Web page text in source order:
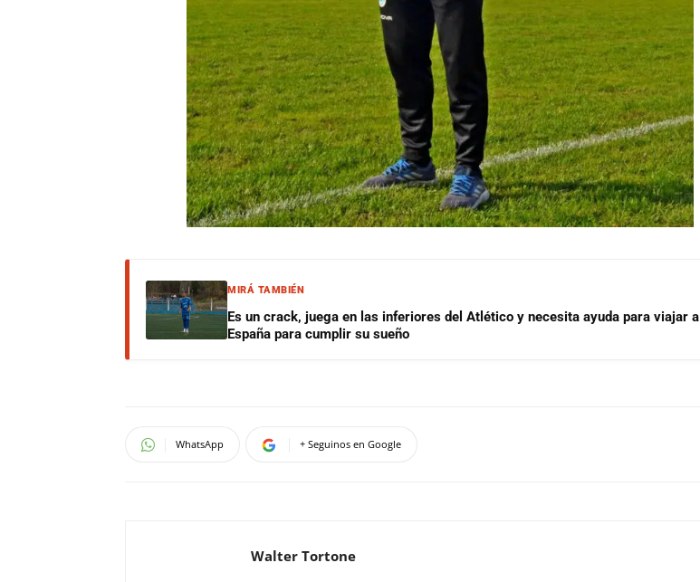
MIRÁ TAMBIÉN
Es un crack, juega en las inferiores del Atlético y necesita ayuda para viajar a
España para cumplir su sueño
WhatsApp + Seguinos en Google
Walter Tortone